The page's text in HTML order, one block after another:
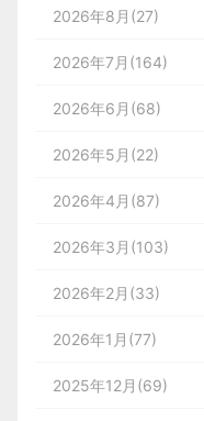
2026年8月(27)
2026年7月(164)
2026年6月(68)
2026年5月(22)
2026年4月(87)
2026年3月(103)
2026年2月(33)
2026年1月(77)
2025年12月(69)